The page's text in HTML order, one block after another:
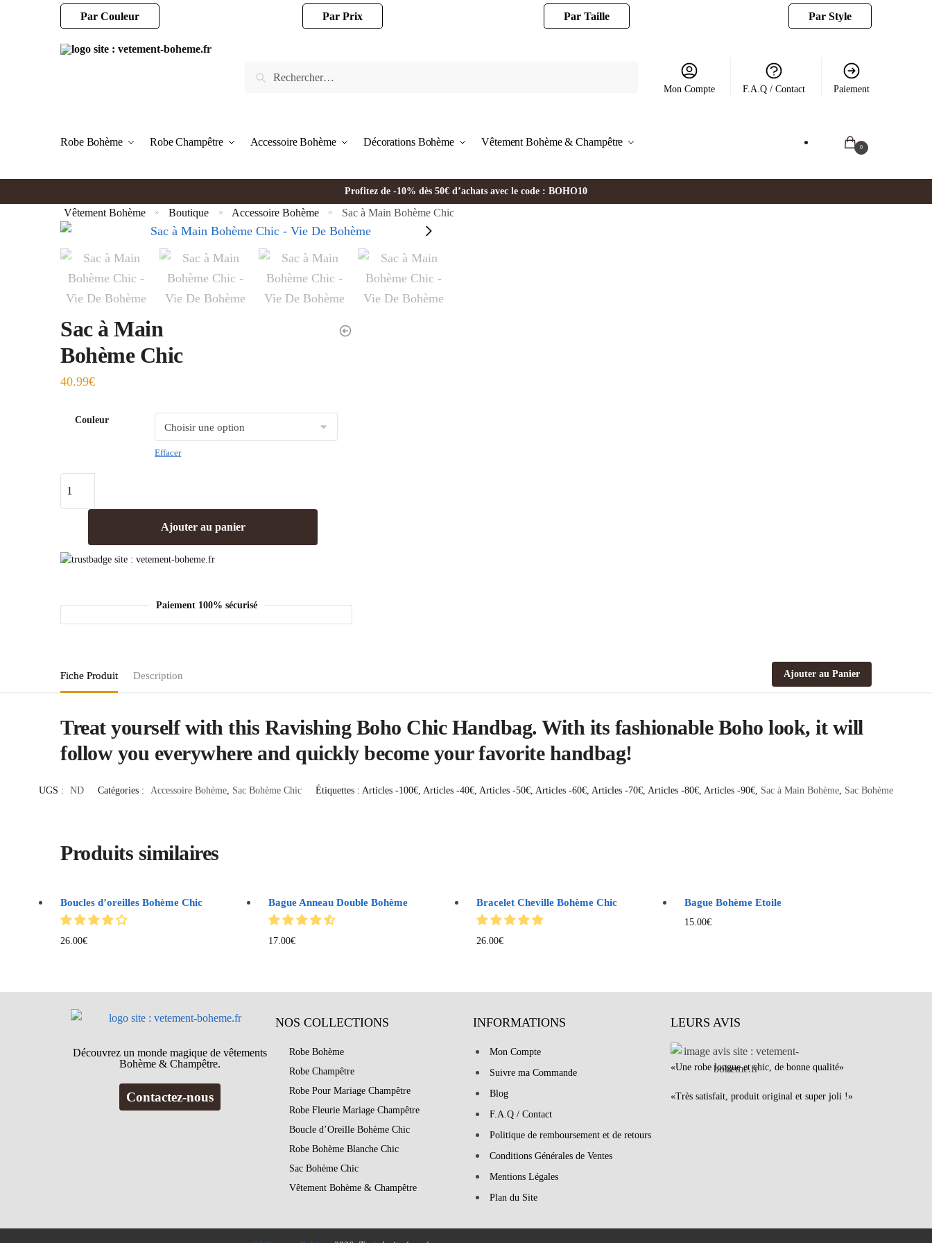
Par Couleur Par Prix Par Taille Par Style
Mon Compte F.A.Q / Contact Paiement
Robe Bohème Robe Champêtre Accessoire Bohème Décorations Bohème Vêtement Bohème & Champêtre 0
Profitez de -10% dès 50€ d’achats avec le code : BOHO10
Vêtement Bohème » Boutique » Accessoire Bohème » Sac à Main Bohème Chic
Sac à Main
Bohème Chic
40.99€
Couleur
Effacer
Ajouter au panier
Paiement 100% sécurisé
Fiche Produit Description Ajouter au Panier
Treat yourself with this Ravishing Boho Chic Handbag. With its fashionable Boho look, it will
follow you everywhere and quickly become your favorite handbag!
UGS : ND Catégories : Accessoire Bohème Sac Bohème Chic Étiquettes : Articles -100€ Articles -40€ Articles -50€ Articles -60€ Articles -70€ Articles -80€ Articles -90€ Sac à Main Bohème Sac Bohème
Produits similaires
Boucles d’oreilles Bohème Chic
26.00€
Bague Anneau Double Bohème
17.00€
Bracelet Cheville Bohème Chic
26.00€
Bague Bohème Etoile
15.00€
Découvrez un monde magique de vêtements
Bohème & Champêtre.
Contactez-nous
NOS COLLECTIONS
Robe Bohème
Robe Champêtre
Robe Pour Mariage Champêtre
Robe Fleurie Mariage Champêtre
Boucle d’Oreille Bohème Chic
Robe Bohème Blanche Chic
Sac Bohème Chic
Vêtement Bohème & Champêtre
INFORMATIONS
Mon Compte
Suivre ma Commande
Blog
F.A.Q / Contact
Politique de remboursement et de retours
Conditions Générales de Ventes
Mentions Légales
Plan du Site
LEURS AVIS
«Une robe longue et chic, de bonne qualité»
«Très satisfait, produit original et super joli !»